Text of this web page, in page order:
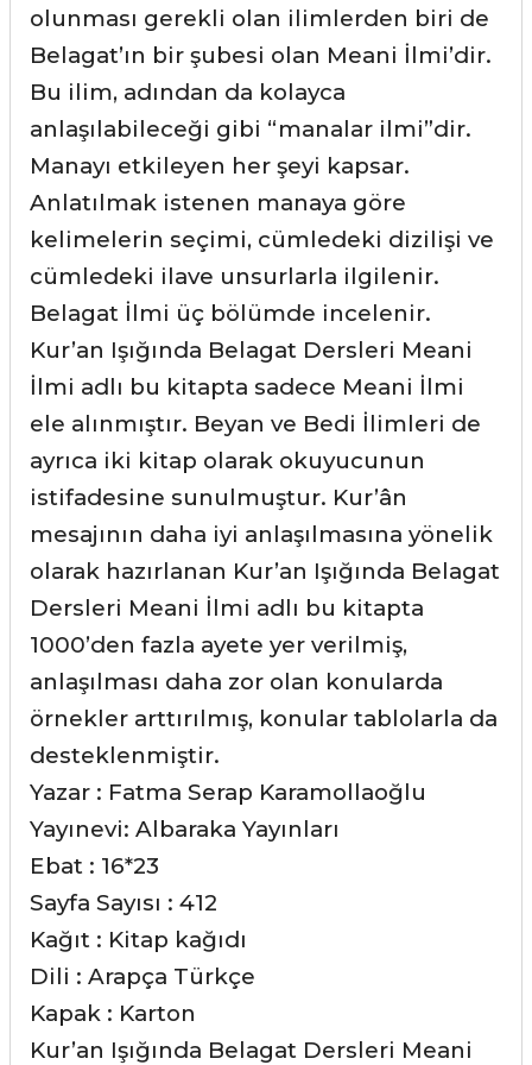
olunması gerekli olan ilimlerden biri de
Belagat’ın bir şubesi olan Meani İlmi’dir.
Bu ilim, adından da kolayca
anlaşılabileceği gibi “manalar ilmi”dir.
Manayı etkileyen her şeyi kapsar.
Anlatılmak istenen manaya göre
kelimelerin seçimi, cümledeki dizilişi ve
cümledeki ilave unsurlarla ilgilenir.
Belagat İlmi üç bölümde incelenir.
Kur’an Işığında Belagat Dersleri Meani
İlmi adlı bu kitapta sadece Meani İlmi
ele alınmıştır. Beyan ve Bedi İlimleri de
ayrıca iki kitap olarak okuyucunun
istifadesine sunulmuştur. Kur’ân
mesajının daha iyi anlaşılmasına yönelik
olarak hazırlanan Kur’an Işığında Belagat
Dersleri Meani İlmi adlı bu kitapta
1000’den fazla ayete yer verilmiş,
anlaşılması daha zor olan konularda
örnekler arttırılmış, konular tablolarla da
desteklenmiştir.
Yazar : Fatma Serap Karamollaoğlu
Yayınevi: Albaraka Yayınları
Ebat : 16*23
Sayfa Sayısı : 412
Kağıt : Kitap kağıdı
Dili : Arapça Türkçe
Kapak : Karton
Kur’an Işığında Belagat Dersleri Meani